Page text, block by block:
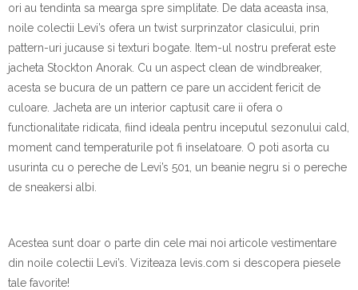
ori au tendinta sa mearga spre simplitate. De data aceasta insa,
noile colectii Levi’s ofera un twist surprinzator clasicului, prin
pattern-uri jucause si texturi bogate. Item-ul nostru preferat este
jacheta Stockton Anorak. Cu un aspect clean de windbreaker,
acesta se bucura de un pattern ce pare un accident fericit de
culoare. Jacheta are un interior captusit care ii ofera o
functionalitate ridicata, fiind ideala pentru inceputul sezonului cald,
moment cand temperaturile pot fi inselatoare. O poti asorta cu
usurinta cu o pereche de Levi’s 501, un beanie negru si o pereche
de sneakersi albi.
Acestea sunt doar o parte din cele mai noi articole vestimentare
din noile colectii Levi’s. Viziteaza levis.com si descopera piesele
tale favorite!